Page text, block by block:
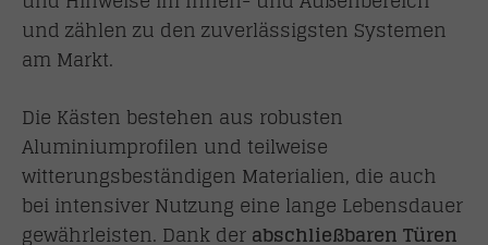
und zählen zu den zuverlässigsten Systemen
am Markt.
Die Kästen bestehen aus robusten
Aluminiumprofilen und teilweise
witterungsbeständigen Materialien, die auch
bei intensiver Nutzung eine lange Lebensdauer
gewährleisten. Dank derabschließbaren Türen